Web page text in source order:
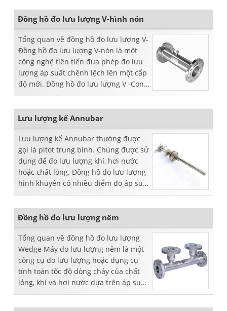
Đồng hồ đo lưu lượng V-hình nón
Tổng quan về đồng hồ đo lưu lượng V-
Đồng hồ đo lưu lượng V-nón là một
công nghệ tiên tiến đưa phép đo lưu
lượng áp suất chênh lệch lên một cấp
độ mới. Đồng hồ đo lưu lượng V -Cone
đã chứng minh hiệu suất của nó trong
Lưu lượng kế Annubar
Lưu lượng kế Annubar thường được
gọi là pitot trung bình. Chúng được sử
dụng để đo lưu lượng khí, hơi nước
hoặc chất lỏng. Đồng hồ đo lưu lượng
hình khuyên có nhiều điểm đo áp suất
để tìm giá trị trung bình của dòng
Đồng hồ đo lưu lượng nêm
Tổng quan về đồng hồ đo lưu lượng
Wedge Máy đo lưu lượng nêm là một
công cụ đo lưu lượng hoặc dụng cụ
tính toán tốc độ dòng chảy của chất
lỏng, khí và hơi nước dựa trên áp suất
chênh lệch. Sự phát triển mới này ...